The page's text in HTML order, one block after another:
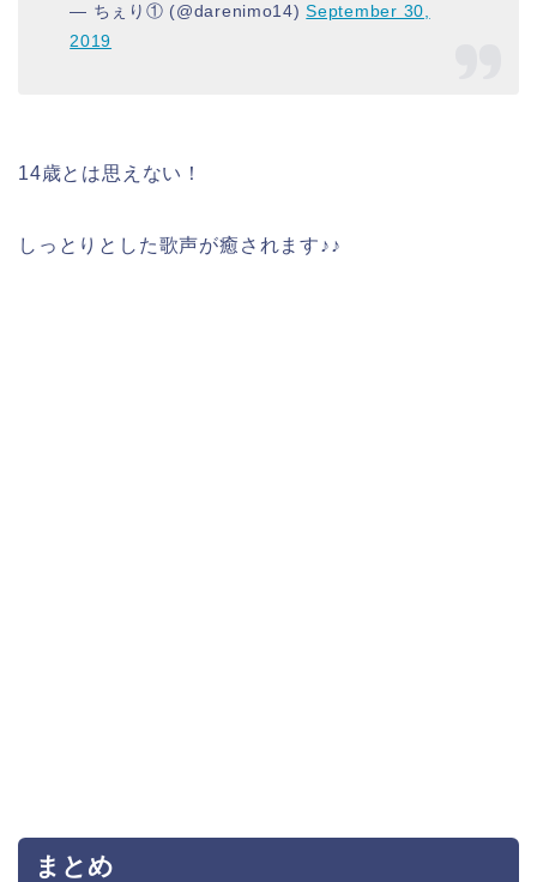
— ちぇり① (@darenimo14)September 30,
2019
14歳とは思えない！
しっとりとした歌声が癒されます♪♪
まとめ